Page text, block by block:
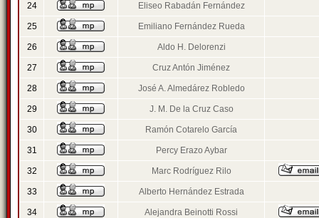
24 Eliseo Rabadán Fernández
25 Emiliano Fernández Rueda
26 Aldo H. Delorenzi
27 Cruz Antón Jiménez
28 José A. Almedárez Robledo
29 J. M. De la Cruz Caso
30 Ramón Cotarelo García
31 Percy Erazo Aybar
32 Marc Rodríguez Rilo
33 Alberto Hernández Estrada
34 Alejandra Beinotti Rossi